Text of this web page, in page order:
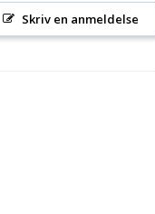
Skriv en anmeldelse